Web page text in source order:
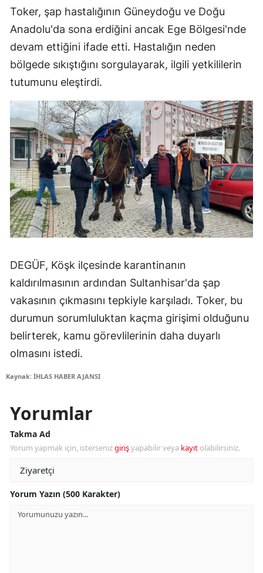
Toker, şap hastalığının Güneydoğu ve Doğu
Anadolu'da sona erdiğini ancak Ege Bölgesi'nde
devam ettiğini ifade etti. Hastalığın neden
bölgede sıkıştığını sorgulayarak, ilgili yetkililerin
tutumunu eleştirdi.
DEGÜF, Köşk ilçesinde karantinanın
kaldırılmasının ardından Sultanhisar'da şap
vakasının çıkmasını tepkiyle karşıladı. Toker, bu
durumun sorumluluktan kaçma girişimi olduğunu
belirterek, kamu görevlilerinin daha duyarlı
olmasını istedi.
Kaynak: İHLAS HABER AJANSI
Yorumlar
Takma Ad
Yorum yapmak için, istersenizgirişyapabilir veya kayıt olabilirsiniz.
Yorum Yazın (500 Karakter)